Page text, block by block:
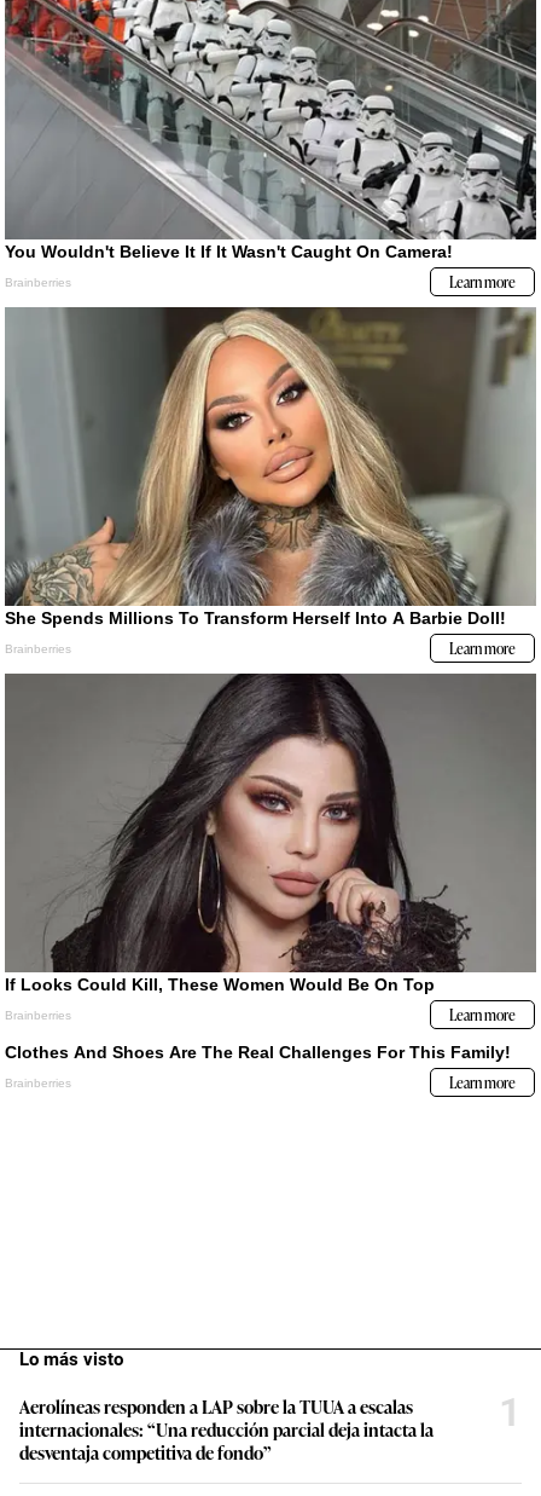
Lo más visto
Aerolíneas responden a LAP sobre la TUUA a escalas
internacionales: “Una reducción parcial deja intacta la
desventaja competitiva de fondo”
1